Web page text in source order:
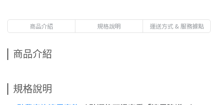
商品介紹 規格說明 運送方式 & 服務據點
商品介紹
規格說明